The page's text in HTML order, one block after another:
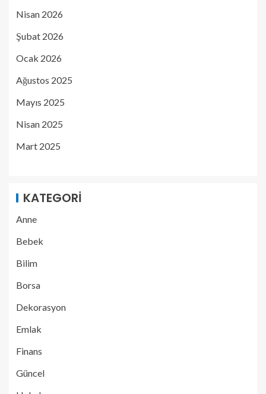
Nisan 2026
Şubat 2026
Ocak 2026
Ağustos 2025
Mayıs 2025
Nisan 2025
Mart 2025
KATEGORI
Anne
Bebek
Bilim
Borsa
Dekorasyon
Emlak
Finans
Güncel